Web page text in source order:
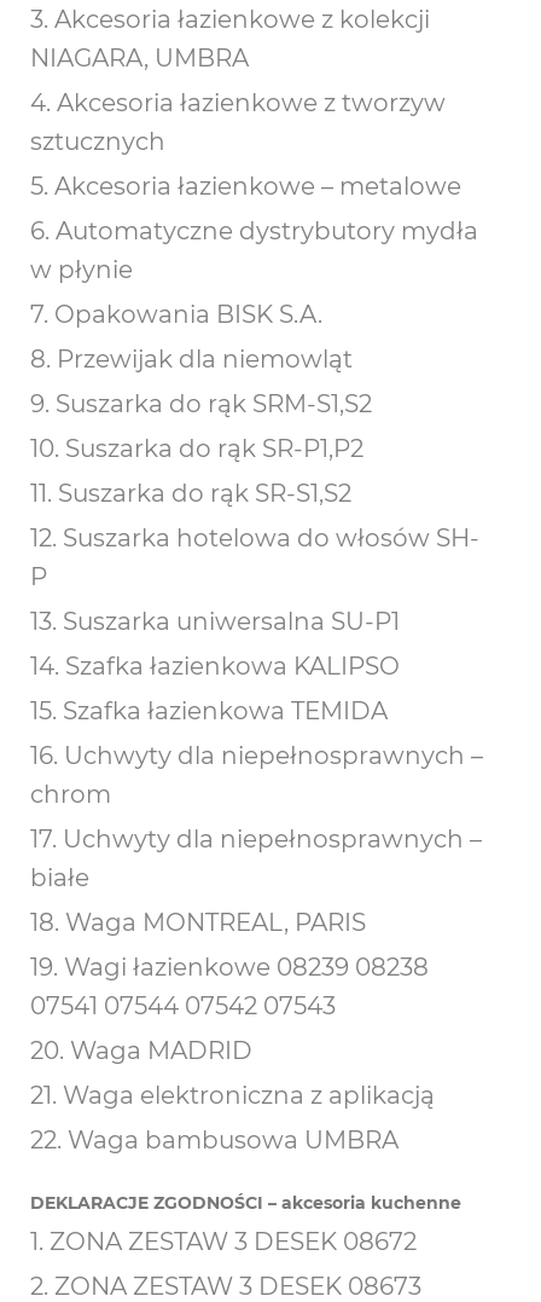
3. Akcesoria łazienkowe z kolekcji
NIAGARA, UMBRA
4. Akcesoria łazienkowe z tworzyw
sztucznych
5. Akcesoria łazienkowe – metalowe
6. Automatyczne dystrybutory mydła
w płynie
7. Opakowania BISK S.A.
8. Przewijak dla niemowląt
9. Suszarka do rąk SRM-S1,S2
10. Suszarka do rąk SR-P1,P2
11. Suszarka do rąk SR-S1,S2
12. Suszarka hotelowa do włosów SH-
P
13. Suszarka uniwersalna SU-P1
14. Szafka łazienkowa KALIPSO
15. Szafka łazienkowa TEMIDA
16. Uchwyty dla niepełnosprawnych –
chrom
17. Uchwyty dla niepełnosprawnych –
białe
18. Waga MONTREAL, PARIS
19. Wagi łazienkowe 08239 08238
07541 07544 07542 07543
20. Waga MADRID
21. Waga elektroniczna z aplikacją
22. Waga bambusowa UMBRA
DEKLARACJE ZGODNOŚCI – akcesoria kuchenne
1. ZONA ZESTAW 3 DESEK 08672
2. ZONA ZESTAW 3 DESEK 08673